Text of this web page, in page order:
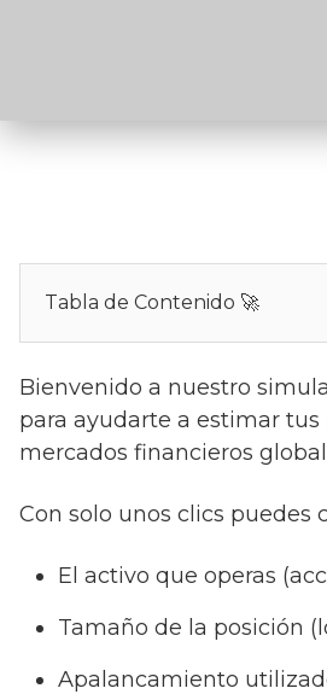
Tabla de Contenido 🚀
Bienvenido a nuestro
para ayudarte a estimar tus
mercados financieros
Con solo unos clics puedes
El activo que operas
Tamaño de la posición
Apalancamiento